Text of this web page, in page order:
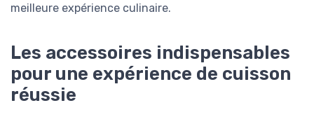
meilleure expérience culinaire.
Les accessoires indispensables
pour une expérience de cuisson
réussie